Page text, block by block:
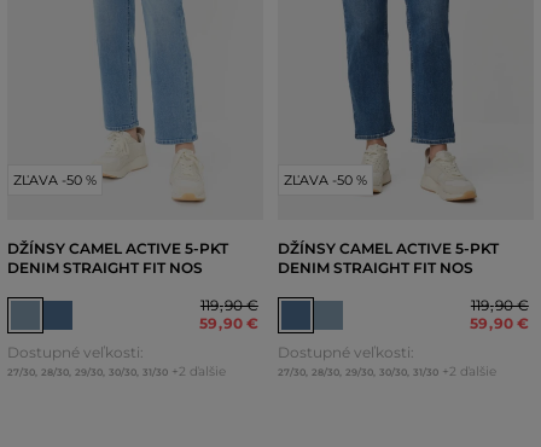
ZĽAVA -50 %
DŽÍNSY CAMEL ACTIVE 5-PKT
DENIM STRAIGHT FIT NOS
119,90 €
59,90 €
Dostupné veľkosti:
27/30, 28/30, 29/30, 30/30, 31/30 +2 ďalšie
ZĽAVA -50 %
DŽÍNSY CAMEL ACTIVE 5-PKT
DENIM STRAIGHT FIT NOS
119,90 €
59,90 €
Dostupné veľkosti:
27/30, 28/30, 29/30, 30/30, 31/30 +2 ďalšie